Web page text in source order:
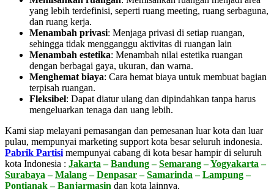
yang lebih terdefinisi, seperti ruang meeting, ruang serbaguna,
dan ruang kerja.
Menambah privasi: Menjaga privasi di setiap ruangan,
sehingga tidak mengganggu aktivitas di ruangan lain
Menambah estetika: Menambah nilai estetika ruangan
dengan berbagai gaya, ukuran, dan warna.
Menghemat biaya: Cara hemat biaya untuk membuat bagian
terpisah ruangan.
Fleksibel: Dapat diatur ulang dan dipindahkan tanpa harus
mengeluarkan tenaga dan uang lebih.
Kami siap melayani pemasangan dan pemesanan luar kota dan luar
pulau, mempunyai marketing support kota besar seluruh indonesia.
Pabrik Partisi mempunyai cabang di kota besar hampir di seluruh
kota Indonesia : Jakarta –Bandung–Semarang–Yogyakarta –
Surabaya –Malang–Denpasar–Samarinda –Lampung–
Pontianak–Banjarmasin dan kota lainnya.